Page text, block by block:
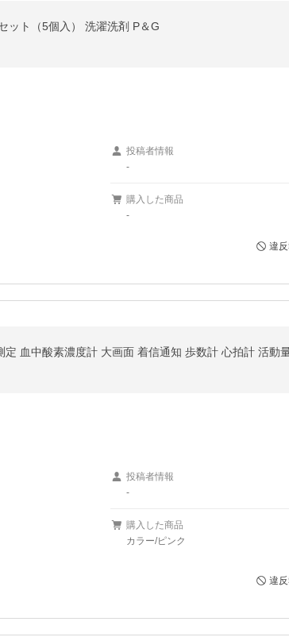
ット（5個入） 洗濯洗剤 P＆G
投稿者情報
-
購入した商品
-
違
投稿者情報
-
購入した商品
カラー/ピンク
違